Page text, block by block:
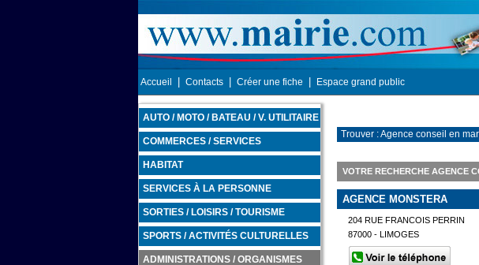
Accueil Contacts Créer une fiche Espace grand public
AUTO / MOTO / BATEAU / V. UTILITAIRE
COMMERCES / SERVICES
HABITAT
SERVICES À LA PERSONNE
SORTIES / LOISIRS / TOURISME
SPORTS / ACTIVITÉS CULTURELLES
ADMINISTRATIONS / ORGANISMES
Trouver : Agence conseil en
VOTRE RECHERCHE AGENCE
AGENCE MONSTERA
204 RUE FRANCOIS PERRIN
87000 - LIMOGES